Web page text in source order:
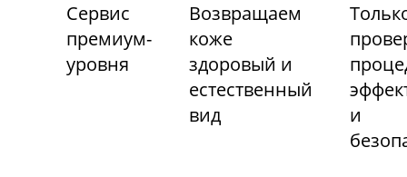
Сервис
премиум-
уровня
Возвращаем
коже
здоровый и
естественный
вид
и